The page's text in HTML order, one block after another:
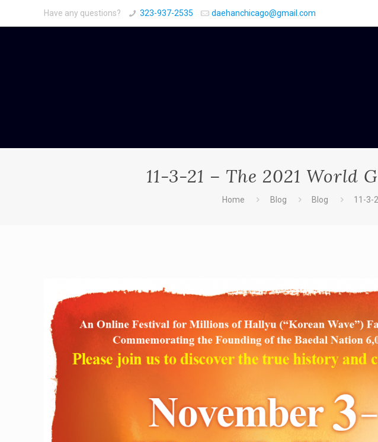
Have any questions? 323-937-2535 daehanchicago@gmail.com
11-3-21 – The 2021 World
Home Blog Blog 11-3-